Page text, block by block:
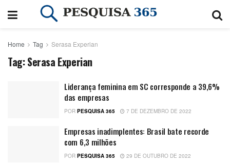
Home Tag Serasa Experian
Tag:Serasa Experian
Liderança feminina em SC corresponde a 39,6%
das empresas
POR PESQUISA 365 7 DE DEZEMBRO DE 2022
Empresas inadimplentes: Brasil bate recorde
com 6,3 milhões
POR PESQUISA 365 29 DE OUTUBRO DE 2022